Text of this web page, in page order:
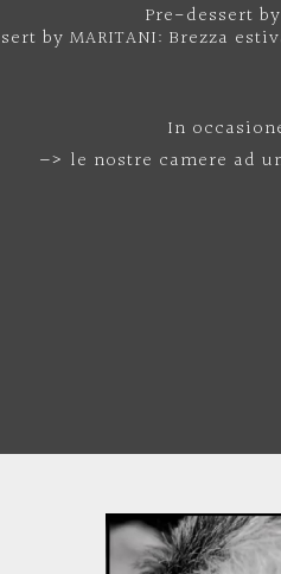
Pre-dessert
by MARITANI: Brezza
In
–> le nostre camere ad